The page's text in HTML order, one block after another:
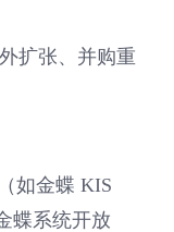
扩张、并购重
如金蝶 KIS
蝶系统开放